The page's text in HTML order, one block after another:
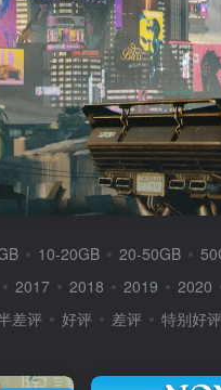
10-20GB 20-50GB
2017 2018 2019 2020
差评 好评 差评 特别好评